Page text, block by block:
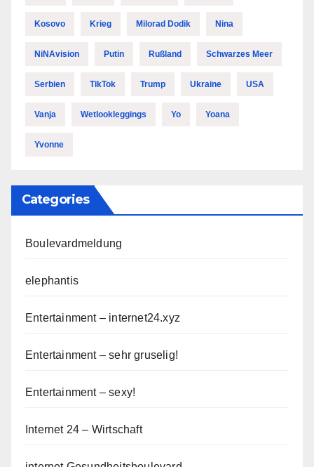
Kosovo Krieg Milorad Dodik Nina
NiNAvision Putin Rußland Schwarzes Meer
Serbien TikTok Trump Ukraine USA
Vanja Wetlookleggings Yo Yoana
Yvonne
Categories
Boulevardmeldung
elephantis
Entertainment – internet24.xyz
Entertainment – sehr gruselig!
Entertainment – sexy!
Internet 24 – Wirtschaft